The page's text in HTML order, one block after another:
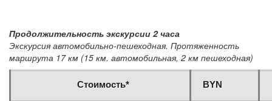
Продолжительность экскурсии 2 часа
Экскурсия автомобильно-пешеходная. Протяженность
маршрута 17 км (15 км. автомобильная, 2 км пешеходная)
Стоимость* BYN